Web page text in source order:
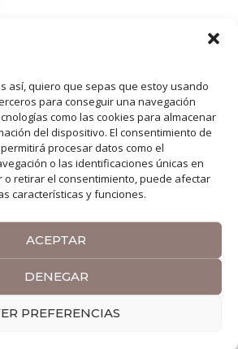
así, quiero que sepas que estoy usando
para conseguir una navegación
como las cookies para almacenar
del dispositivo. El consentimiento de
procesar datos como el
o las identificaciones únicas en
o retirar el consentimiento, puede afectar
características y funciones.
ACEPTAR
DENEGAR
PREFERENCIAS
Escapadas,Europa,
Sola